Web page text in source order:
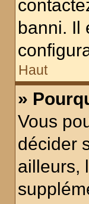
banni. Il
Haut
»
Vous
décider
ailleurs,